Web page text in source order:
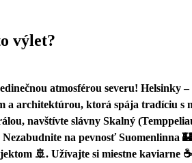
výlet?
atmosférou severu! Helsinky
a architektúrou, ktorá spája tradíciu s
navštívte slávny Skalný
na pevnosť Suomenlinna
🚢. Užívajte si miestne kaviarne